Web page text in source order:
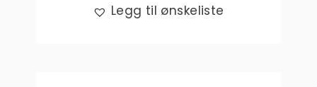
Legg til ønskeliste